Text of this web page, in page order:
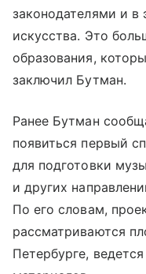
законодателями и в
искусства. Это
образования,
заключил Бутман.
Ранее Бутман
появиться первый
для подготовки
и других
По его словам,
рассматриваются
Петербурге,